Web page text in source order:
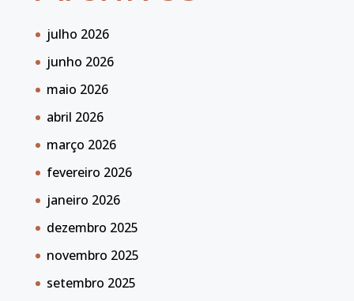
julho 2026
junho 2026
maio 2026
abril 2026
março 2026
fevereiro 2026
janeiro 2026
dezembro 2025
novembro 2025
setembro 2025